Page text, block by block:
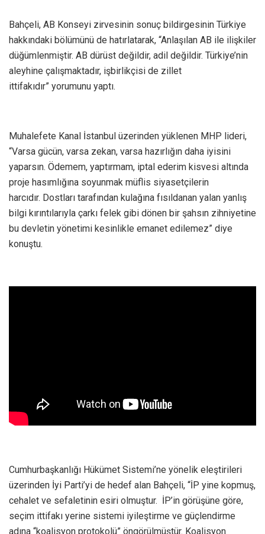
Bahçeli, AB Konseyi zirvesinin sonuç bildirgesinin Türkiye
hakkındaki bölümünü de hatırlatarak, “Anlaşılan AB ile ilişkiler
düğümlenmiştir. AB dürüst değildir, adil değildir. Türkiye’nin
aleyhine çalışmaktadır, işbirlikçisi de zillet
ittifakıdır” yorumunu yaptı.
Muhalefete Kanal İstanbul üzerinden yüklenen MHP lideri,
“Varsa gücün, varsa zekan, varsa hazırlığın daha iyisini
yaparsın. Ödemem, yaptırmam, iptal ederim kisvesi altında
proje hasımlığına soyunmak müflis siyasetçilerin
harcıdır. Dostları tarafından kulağına fısıldanan yalan yanlış
bilgi kırıntılarıyla çarkı felek gibi dönen bir şahsın zihniyetine
bu devletin yönetimi kesinlikle emanet edilemez” diye
konuştu.
Cumhurbaşkanlığı Hükümet Sistemi’ne yönelik eleştirileri
üzerinden İyi Parti’yi de hedef alan Bahçeli, “İP yine kopmuş,
cehalet ve sefaletinin esiri olmuştur. İP’in görüşüne göre,
seçim ittifakı yerine sistemi iyileştirme ve güçlendirme
adına “koalisyon protokolü” öngörülmüştür. Koalisyon